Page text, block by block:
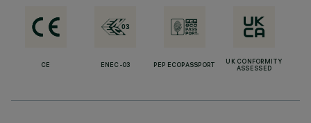
CE ENEC-03 PEP ECOPASSPORT
UK CONFORMITY
ASSESSED